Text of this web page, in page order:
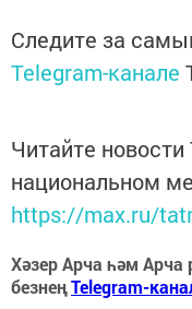
Следите за
Telegram-канале
Читайте новости
национальном
https://max.ru/
Хәзер Арча һәм
безнеңTelegram-